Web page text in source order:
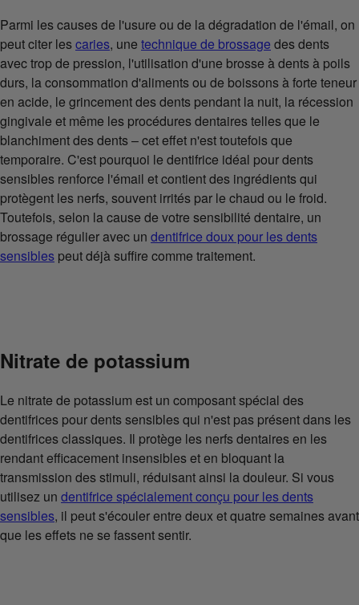
Parmi les causes de l'usure ou de la dégradation de l'émail, on
peut citer lescaries, une technique de brossage des dents
avec trop de pression, l'utilisation d'une brosse à dents à poils
durs, la consommation d'aliments ou de boissons à forte teneur
en acide, le grincement des dents pendant la nuit, la récession
gingivale et même les procédures dentaires telles que le
blanchiment des dents – cet effet n'est toutefois que
temporaire. C'est pourquoi le dentifrice idéal pour dents
sensibles renforce l'émail et contient des ingrédients qui
protègent les nerfs, souvent irrités par le chaud ou le froid.
Toutefois, selon la cause de votre sensibilité dentaire, un
brossage régulier avec un dentifrice doux pour les dents
sensibles peut déjà suffire comme traitement.
Nitrate de potassium
Le nitrate de potassium est un composant spécial des
dentifrices pour dents sensibles qui n'est pas présent dans les
dentifrices classiques. Il protège les nerfs dentaires en les
rendant efficacement insensibles et en bloquant la
transmission des stimuli, réduisant ainsi la douleur. Si vous
utilisez un dentifrice spécialement conçu pour les dents
sensibles, il peut s'écouler entre deux et quatre semaines avant
que les effets ne se fassent sentir.